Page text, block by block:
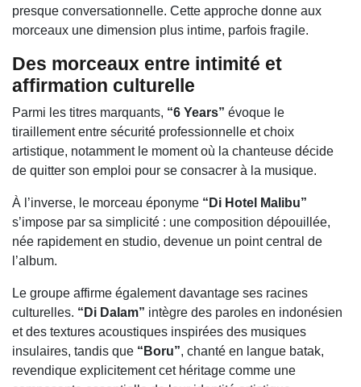
presque conversationnelle. Cette approche donne aux
morceaux une dimension plus intime, parfois fragile.
Des morceaux entre intimité et
affirmation culturelle
Parmi les titres marquants, “6 Years” évoque le
tiraillement entre sécurité professionnelle et choix
artistique, notamment le moment où la chanteuse décide
de quitter son emploi pour se consacrer à la musique.
À l’inverse, le morceau éponyme “Di Hotel Malibu”
s’impose par sa simplicité : une composition dépouillée,
née rapidement en studio, devenue un point central de
l’album.
Le groupe affirme également davantage ses racines
culturelles. “Di Dalam” intègre des paroles en indonésien
et des textures acoustiques inspirées des musiques
insulaires, tandis que “Boru”, chanté en langue batak,
revendique explicitement cet héritage comme une